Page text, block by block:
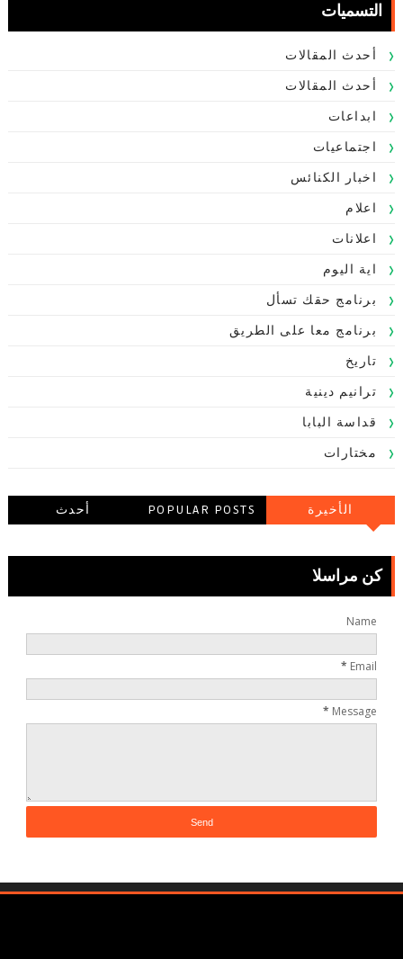
التسميات
أحدث المقالات
أحدث المقالات
ابداعات
اجتماعيات
اخبار الكنائس
اعلام
اعلانات
اية اليوم
برنامج حقك تسأل
برنامج معا على الطريق
تاريخ
ترانيم دينية
قداسة البابا
مختارات
الأخيرة POPULAR POSTS
أحدث
كن مراسلا
Name
Email
*
Message
*